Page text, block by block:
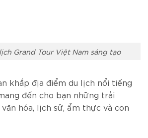
Grand Tour Việt Nam sáng tạo
khắp địa điểm du lịch nổi tiếng
đến cho bạn những trải
hóa, lịch sử, ẩm thực và con